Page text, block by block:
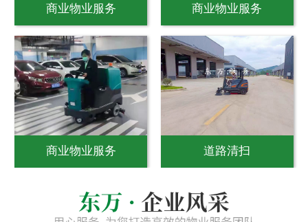
商业物业服务 商业物业服务
商业物业服务 道路清扫